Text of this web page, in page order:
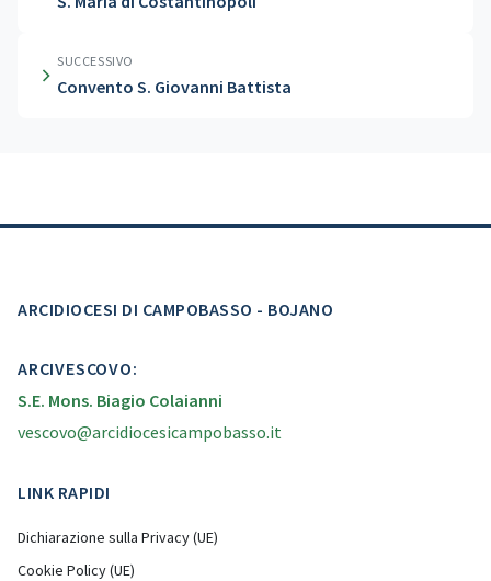
SUCCESSIVO
Convento S. Giovanni Battista
ARCIDIOCESI DI CAMPOBASSO - BOJANO
ARCIVESCOVO:
S.E. Mons. Biagio Colaianni
vescovo@arcidiocesicampobasso.it
LINK RAPIDI
Dichiarazione sulla Privacy (UE)
Cookie Policy (UE)